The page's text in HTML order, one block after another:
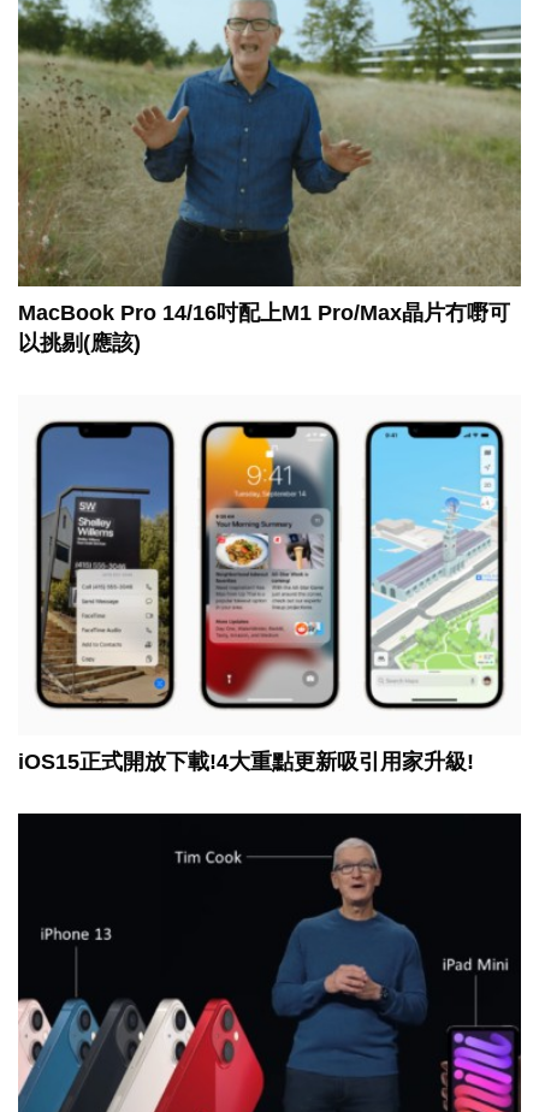
MacBook Pro 14/16吋配上M1 Pro/Max晶片冇嘢可
以挑剔(應該)
iOS15正式開放下載!4大重點更新吸引用家升級!